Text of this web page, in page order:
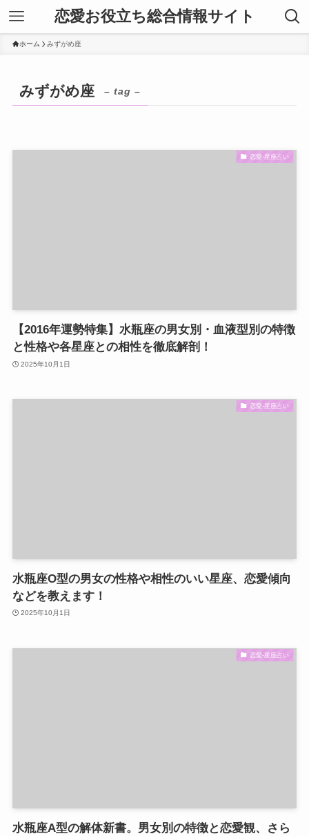
恋愛お役立ち総合情報サイト
ホーム みずがめ座
みずがめ座 – tag –
恋愛-星座占い
【2016年運勢特集】水瓶座の男女別・血液型別の特徴
と性格や各星座との相性を徹底解剖！
2025年10月1日
恋愛-星座占い
水瓶座O型の男女の性格や相性のいい星座、恋愛傾向
などを教えます！
2025年10月1日
恋愛-星座占い
水瓶座A型の解体新書。男女別の特徴と恋愛観、さら